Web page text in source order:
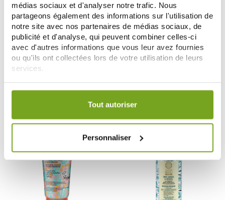
médias sociaux et d'analyser notre trafic. Nous
partageons également des informations sur l'utilisation de
notre site avec nos partenaires de médias sociaux, de
publicité et d'analyse, qui peuvent combiner celles-ci
avec d'autres informations que vous leur avez fournies
ou qu'ils ont collectées lors de votre utilisation de leurs
services.
Votre choix de consentement est conservé pendant une
Tout autoriser
Personnaliser
NATURA SIBERICA
C-BERICA CREME FLUIDE LEGERE
AJOUTER AU PANIER
NATURA SIBERICA
C-BERRICA MASQUE VISAGE
AJOUTER AU PANIER